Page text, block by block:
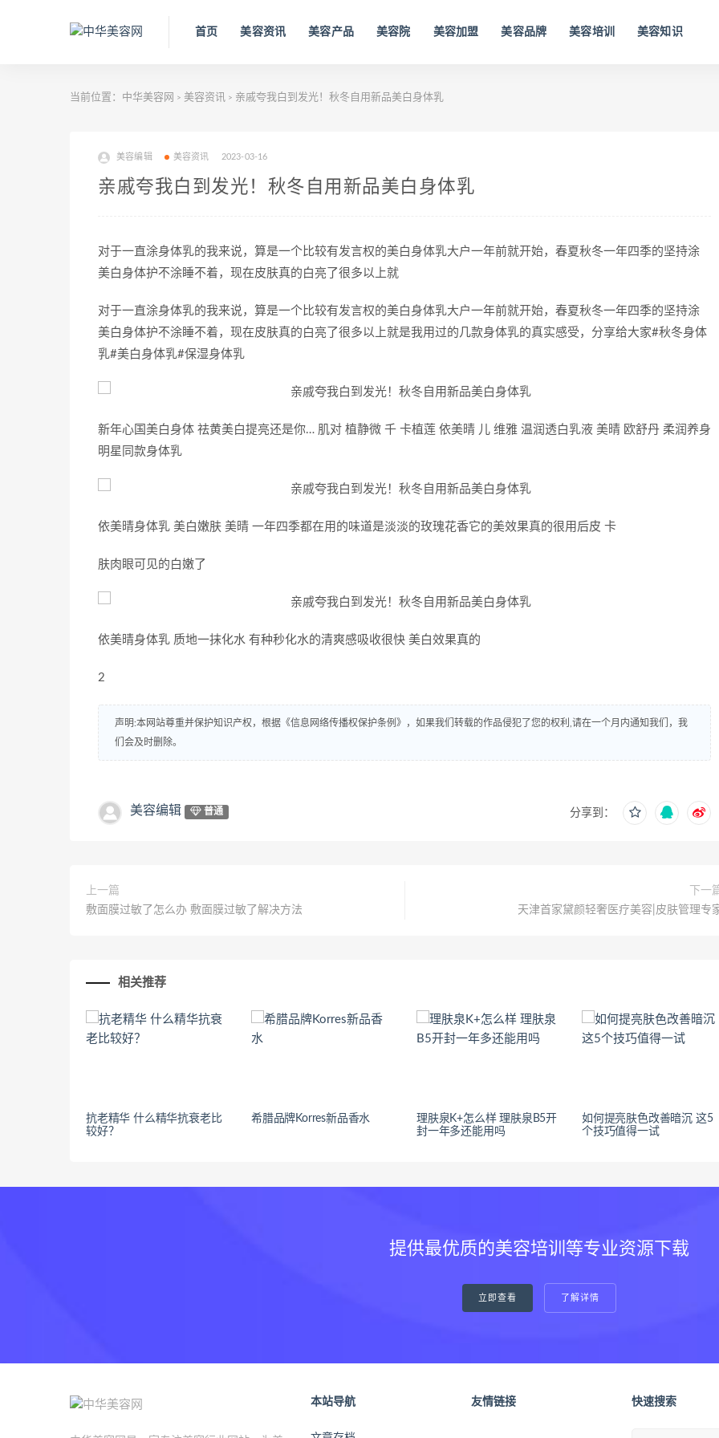
首页 美容资讯 美容产品 美容院 美容加盟 美容品牌 美容培训 美容知识
当前位置： 中华美容网 > 美容资讯 > 亲戚夸我白到发光！秋冬自用新品美白身体乳
美容编辑 美容资讯 2023-03-16
亲戚夸我白到发光！秋冬自用新品美白身体乳
对于一直涂身体乳的我来说，算是一个比较有发言权的美白身体乳大户一年前就开始，春夏秋冬一年四季的坚持涂
美白身体护不涂睡不着，现在皮肤真的白亮了很多以上就
对于一直涂身体乳的我来说，算是一个比较有发言权的美白身体乳大户一年前就开始，春夏秋冬一年四季的坚持涂
美白身体护不涂睡不着，现在皮肤真的白亮了很多以上就是我用过的几款身体乳的真实感受，分享给大家#秋冬身体
乳#美白身体乳#保湿身体乳
新年心国美白身体 祛黄美白提亮还是你… 肌对 植静微 千 卡植莲 依美晴 儿 维雅 温润透白乳液 美晴 欧舒丹 柔润养身
明星同款身体乳
依美晴身体乳 美白嫩肤 美晴 一年四季都在用的味道是淡淡的玫瑰花香它的美效果真的很用后皮 卡
肤肉眼可见的白嫩了
依美晴身体乳 质地一抹化水 有种秒化水的清爽感吸收很快 美白效果真的
2
声明:本网站尊重并保护知识产权，根据《信息网络传播权保护条例》，如果我们转载的作品侵犯了您的权利,请在一个月内通知我们，我
们会及时删除。
美容编辑 普通 分享到：
上一篇
敷面膜过敏了怎么办 敷面膜过敏了解决方法
下一
天津首家黛颜轻奢医疗美容|皮肤管理专
相关推荐
抗老精华 什么精华抗衰老比
较好？
希腊品牌Korres新品香水
理肤泉K+怎么样 理肤泉B5开
封一年多还能用吗
如何提亮肤色改善暗沉 这5
个技巧值得一试
提供最优质的美容培训等专业资源下载
立即查看 了解详情
本站导航 友情链接 快速搜索